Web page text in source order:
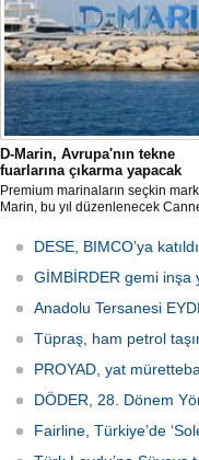
değişimi hissettik. Operasyonlar
hızlı şekilde tamamlandı" dedi
D-Marin, Avrupa'nın tekne
fuarlarına çıkarma yapacak
Premium marinaların seçkin
Marin, bu yıl düzenlenecek
Uluslararası Tekne Fuarı'nda
ziyaretçileriyle yeniden buluşmaya
hazırlanıyor.
DESE, BIMCO’ya katıldı
GİMBİRDER gemi inşa
Anadolu Tersanesi
Tüpraş, ham petrol
PROYAD, yat
DÖDER, 28. Dönem
Fairline, Türkiye’de